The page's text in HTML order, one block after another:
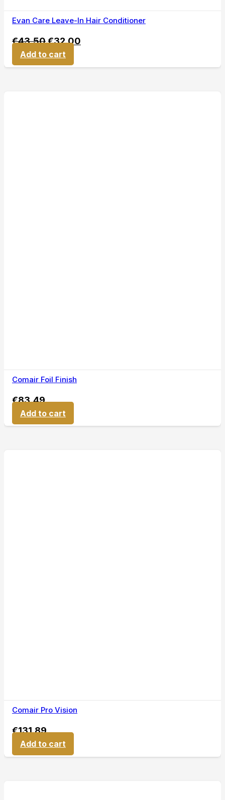
Evan Care Leave-In Hair Conditioner
€43,50€32,00
Add to cart
Comair Foil Finish
€83,49
Add to cart
Comair Pro Vision
€131,89
Add to cart